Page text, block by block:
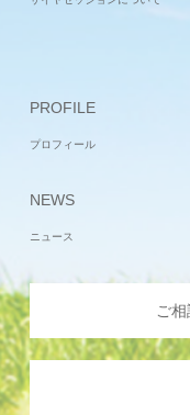
PROFILE
プロフィール
NEWS
ニュース
ご